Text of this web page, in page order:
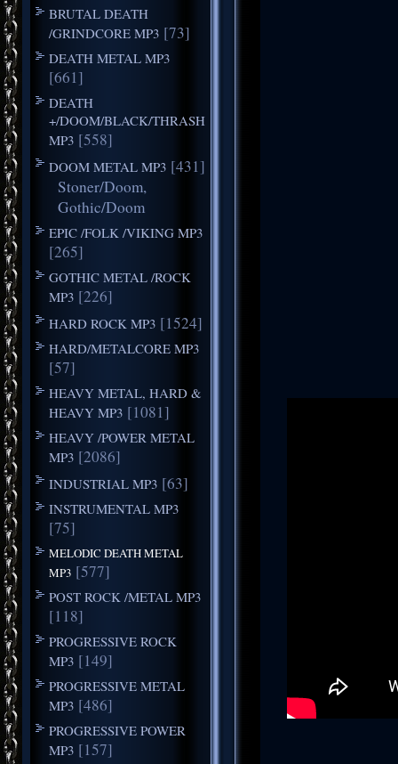
BRUTAL DEATH
/GRINDCORE MP3 [73]
DEATH METAL MP3
[661]
DEATH
+/DOOM/BLACK/THRASH
MP3 [558]
DOOM METAL MP3 [431]
Stoner/Doom,
Gothic/Doom
EPIC /FOLK /VIKING MP3
[265]
GOTHIC METAL /ROCK
MP3 [226]
HARD ROCK MP3 [1524]
HARD/METALCORE MP3
[57]
HEAVY METAL, HARD &
HEAVY MP3 [1081]
HEAVY /POWER METAL
MP3 [2086]
INDUSTRIAL MP3 [63]
INSTRUMENTAL MP3
[75]
MELODIC DEATH METAL
MP3 [577]
POST ROCK /METAL MP3
[118]
PROGRESSIVE ROCK
MP3 [149]
PROGRESSIVE METAL
MP3 [486]
PROGRESSIVE POWER
MP3 [157]